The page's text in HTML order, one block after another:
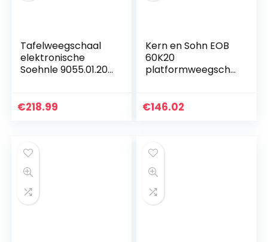
Tafelweegschaal
elektronische
Soehnle 9055.01.202
al compacte
€218.99
Kern en Sohn EOB
60K20
platformweegscha
€146.02